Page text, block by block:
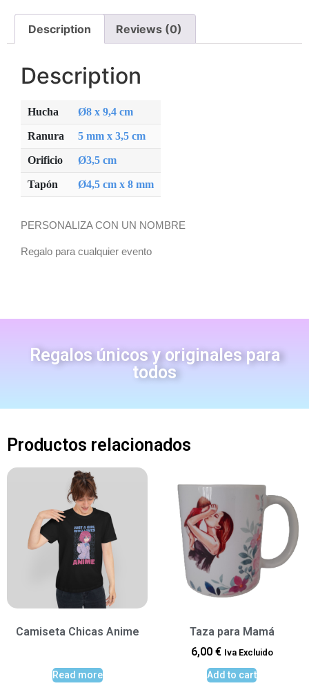
Description Reviews (0)
Description
Hucha Ø8 x 9,4 cm
Ranura 5 mm x 3,5 cm
Orificio Ø3,5 cm
Tapón Ø4,5 cm x 8 mm
PERSONALIZA CON UN NOMBRE
Regalo para cualquier evento
Regalos únicos y originales para
todos
Productos relacionados
Camiseta Chicas Anime
Read more
Taza para Mamá
6,00 € Iva Excluido
Add to cart